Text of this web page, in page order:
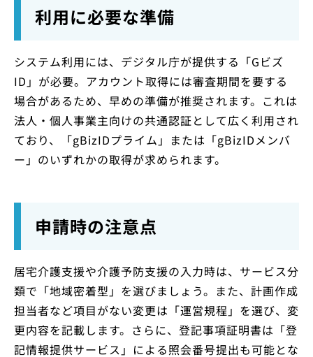
利用に必要な準備
システム利用には、デジタル庁が提供する「Gビズ
ID」が必要。アカウント取得には審査期間を要する
場合があるため、早めの準備が推奨されます。これは
法人・個人事業主向けの共通認証として広く利用され
ており、「gBizIDプライム」または「gBizIDメンバ
ー」のいずれかの取得が求められます。
申請時の注意点
居宅介護支援や介護予防支援の入力時は、サービス分
類で「地域密着型」を選びましょう。また、計画作成
担当者など項目がない変更は「運営規程」を選び、変
更内容を記載します。さらに、登記事項証明書は「登
記情報提供サービス」による照会番号提出も可能とな